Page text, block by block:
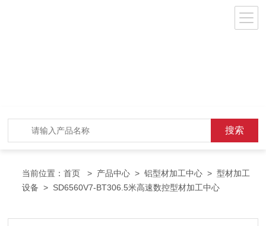
当前位置：首页 > 产品中心 >铝型材加工中心 >型材加工
设备 > SD6560V7-BT306.5米高速数控型材加工中心